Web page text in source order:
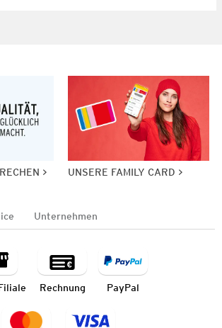
UNSERE FAMILY CARD
Unternehmen
Rechnung PayPal